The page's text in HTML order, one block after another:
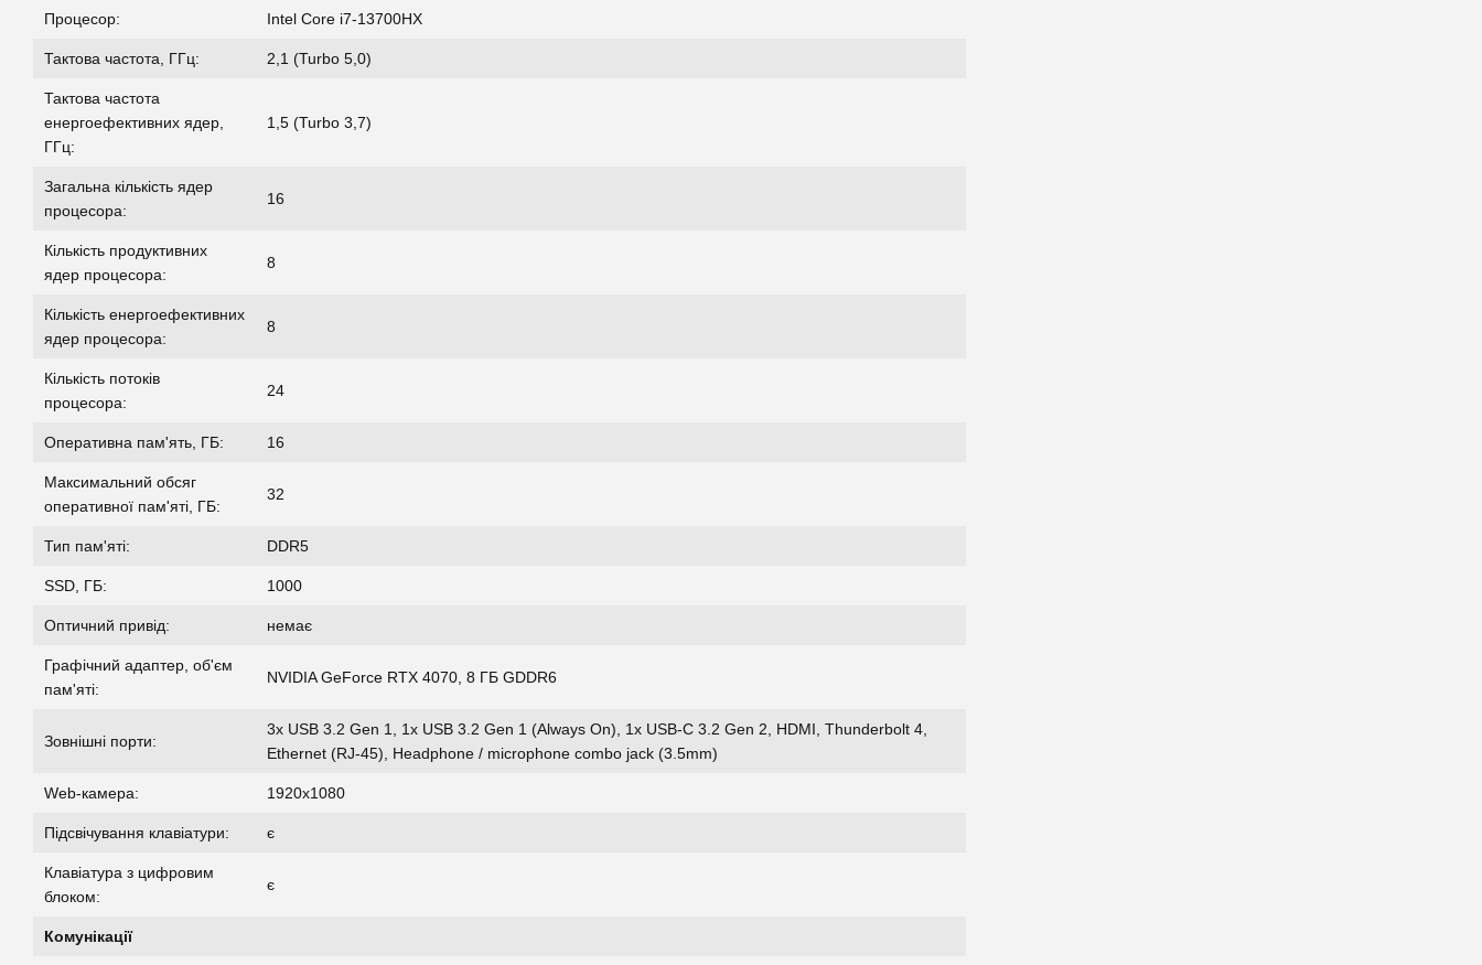
Процесор: Intel Core i7-13700HX
Тактова частота, ГГц: 2,1 (Turbo 5,0)
Тактова частота
енергоефективних ядер,
ГГц:
1,5 (Turbo 3,7)
Загальна кількість ядер
процесора:
16
Кількість продуктивних
ядер процесора:
8
Кількість енергоефективних
ядер процесора:
8
Кількість потоків
процесора:
24
Оперативна пам'ять, ГБ: 16
Максимальний обсяг
оперативної пам'яті, ГБ:
32
Тип пам'яті: DDR5
SSD, ГБ: 1000
Оптичний привід: немає
Графічний адаптер, об'єм
пам'яті:
NVIDIA GeForce RTX 4070, 8 ГБ GDDR6
Зовнішні порти:
3x USB 3.2 Gen 1, 1x USB 3.2 Gen 1 (Always On), 1x USB-C 3.2 Gen 2, HDMI, Thunderbolt 4,
Ethernet (RJ-45), Headphone / microphone combo jack (3.5mm)
Web-камера: 1920x1080
Підсвічування клавіатури: є
Клавіатура з цифровим
блоком:
є
Комунікації